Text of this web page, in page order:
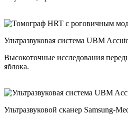
Ультразвуковая система UBM
Высокоточные исследования
яблока.
Ультразвуковой сканер Samsung-